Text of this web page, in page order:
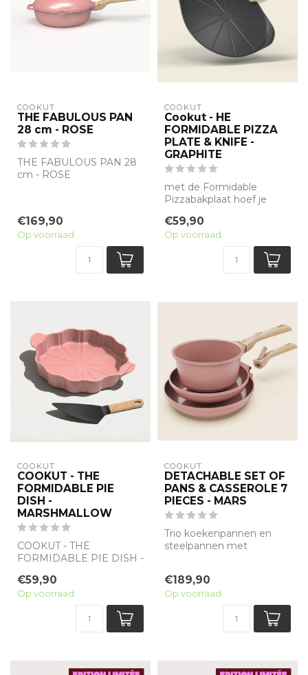
COOKUT
THE FABULOUS PAN
28 cm - ROSE
THE FABULOUS PAN 28
cm - ROSE
€169,90
Op voorraad
COOKUT
Cookut - HE
FORMIDABLE PIZZA
PLATE & KNIFE -
GRAPHITE
met de Formidable
Pizzabakplaat hoef je
te verwarmen om ...
€59,90
Op voorraad
COOKUT
COOKUT - THE
FORMIDABLE PIE
DISH -
MARSHMALLOW
COOKUT - THE
FORMIDABLE PIE DISH -
Gemaakt van 100%
gerecycled meta...
€59,90
Op voorraad
COOKUT
DETACHABLE SET OF
PANS & CASSEROLE 7
PIECES - MARS
Trio koekenpannen en
steelpannen met
Dit pakket bevat een s...
€189,90
Op voorraad